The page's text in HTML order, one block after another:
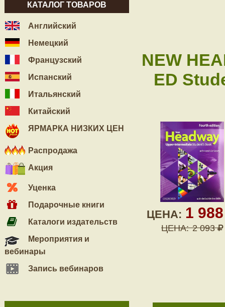
КАТАЛОГ ТОВАРОВ
Английский
Немецкий
Французский
Испанский
Итальянский
Китайский
ЯРМАРКА НИЗКИХ ЦЕН
Распродажа
Акция
Уценка
Подарочные книги
Каталоги издательств
Мероприятия и
вебинары
Запись вебинаров
NEW
ED
ЦЕНА: 1
ЦЕНА: 2 093